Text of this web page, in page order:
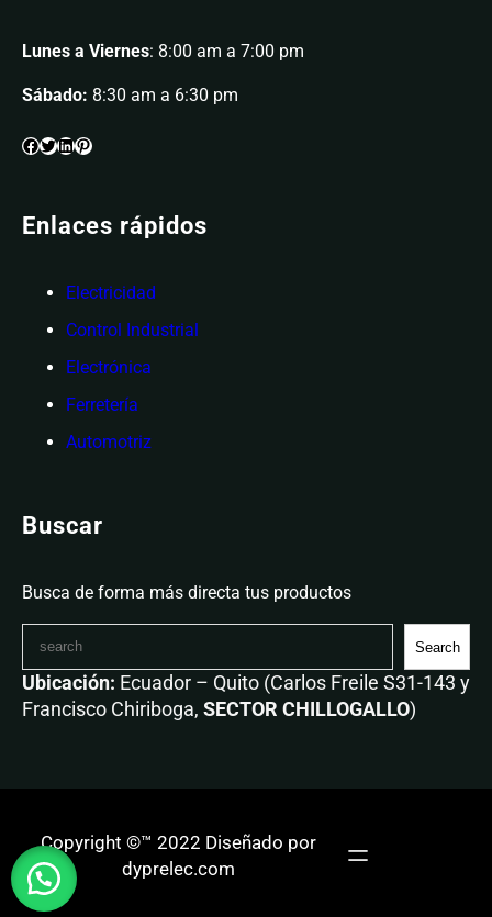
Lunes a Viernes: 8:00 am a 7:00 pm
Sábado: 8:30 am a 6:30 pm
Enlaces rápidos
Electricidad
Control Industrial
Electrónica
Ferretería
Automotriz
Buscar
Busca de forma más directa tus productos
Search
Ubicación: Ecuador – Quito (Carlos Freile S31-143 y
Francisco Chiriboga, SECTOR CHILLOGALLO)
Copyright ©™ 2022 Diseñado por
dyprelec.com